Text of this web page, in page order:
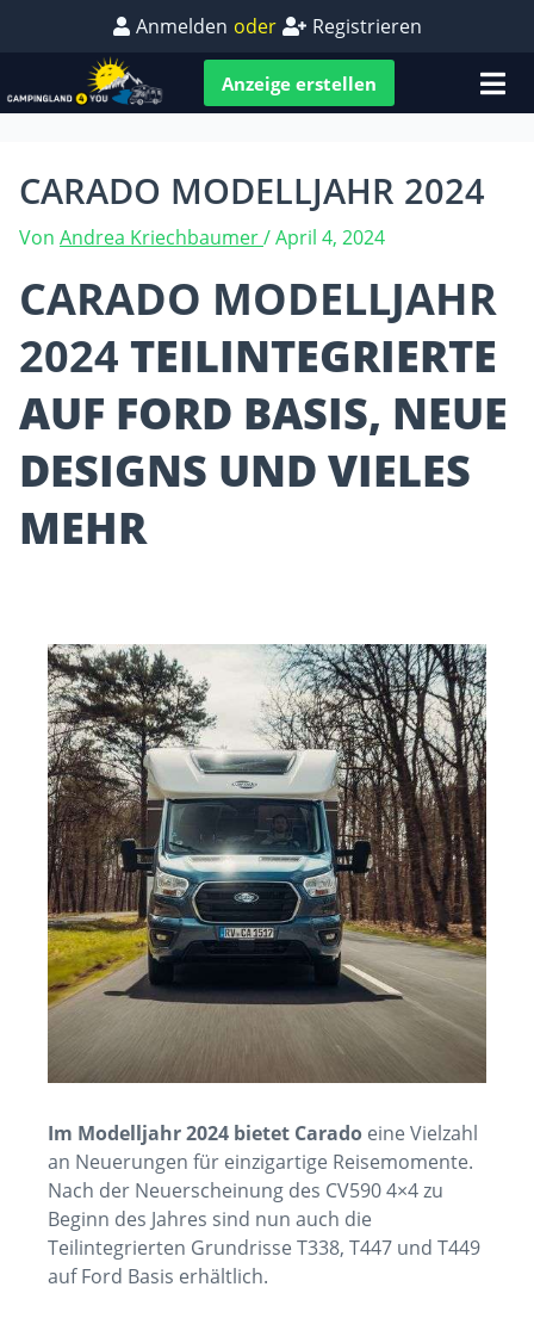
Anmelden oder Registrieren
Anzeige erstellen
CARADO MODELLJAHR 2024
Von Andrea Kriechbaumer/April 4, 2024
CARADO MODELLJAHR
2024 TEILINTEGRIERTE
AUF FORD BASIS, NEUE
DESIGNS UND VIELES
MEHR
Im Modelljahr 2024 bietet Carado eine Vielzahl
an Neuerungen für einzigartige Reisemomente.
Nach der Neuerscheinung des CV590 4×4 zu
Beginn des Jahres sind nun auch die
Teilintegrierten Grundrisse T338, T447 und T449
auf Ford Basis erhältlich.